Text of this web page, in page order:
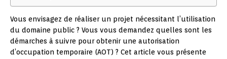
Vous envisagez de réaliser un projet nécessitant l’utilisation
du domaine public ? Vous vous demandez quelles sont les
démarches à suivre pour obtenir une autorisation
d’occupation temporaire (AOT) ? Cet article vous présente